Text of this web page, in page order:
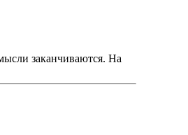
заканчиваются. На